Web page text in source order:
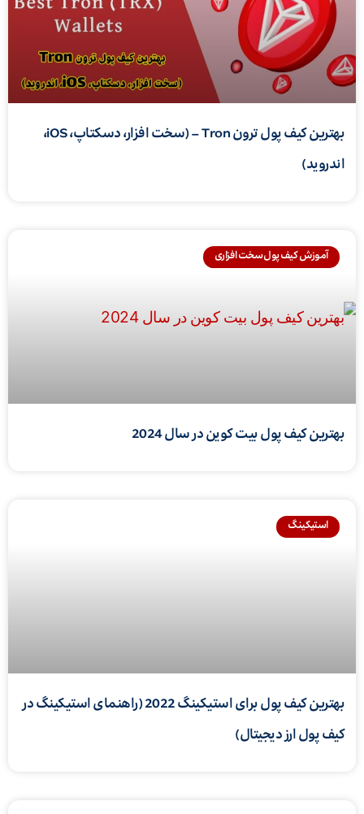
بهترین کیف پول ترون Tron – (سخت افزار، دسکتاپ، iOS،
اندروید)
آموزش کیف پول سخت افزاری
بهترین کیف پول بیت کوین در سال 2024
استیکینگ
بهترین کیف پول برای استیکینگ 2022 (راهنمای استیکینگ در
کیف پول ارز دیجیتال)